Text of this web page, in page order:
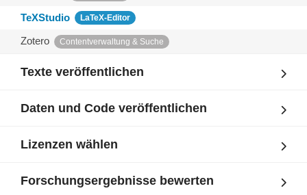
TeXStudio LaTeX-Editor
Zotero Contentverwaltung & Suche
Texte veröffentlichen
Daten und Code veröffentlichen
Lizenzen wählen
Forschungsergebnisse bewerten